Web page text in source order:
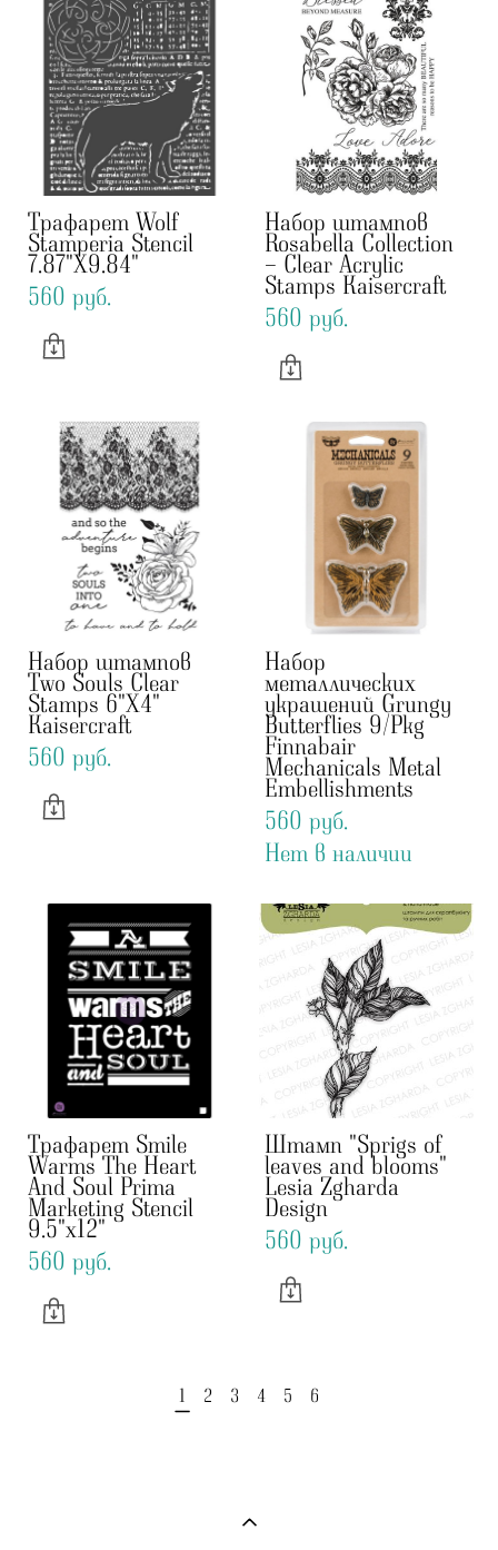
Трафарет Wolf
Stamperia Stencil
7.87"X9.84"
560 pуб.
Набор штампов
Rosabella Collection
- Clear Acrylic
Stamps Kaisercraft
560 pуб.
Набор штампов
Two Souls Clear
Stamps 6"X4"
Kaisercraft
560 pуб.
Набор
металлических
украшений Grungy
Butterflies 9/Pkg
Finnabair
Mechanicals Metal
Embellishments
560 pуб.
Нет в наличии
Трафарет Smile
Warms The Heart
And Soul Prima
Marketing Stencil
9.5"x12"
560 pуб.
Штамп "Sprigs of
leaves and blooms"
Lesia Zgharda
Design
560 pуб.
1 2 3 4 5 6